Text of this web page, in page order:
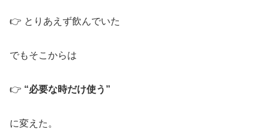
👉 とりあえず飲んでいた
でもそこからは
👉 “必要な時だけ使う”
に変えた。